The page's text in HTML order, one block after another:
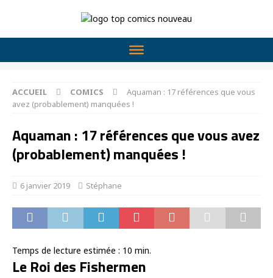
ACCUEIL COMICS
Aquaman : 17 références que vous
avez (probablement) manquées !
Aquaman : 17 références que vous avez
(probablement) manquées !
6 janvier 2019 Stéphane
Temps de lecture estimée : 10 min.
Le Roi des Fishermen